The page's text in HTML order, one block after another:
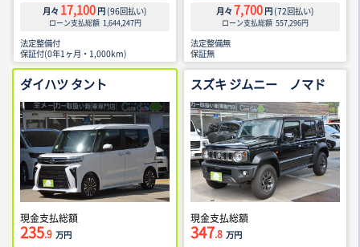
月々 17,100 円 (96回払い)
ローン支払総額 1,644,247円
法定整備付
保証付(0年1ヶ月・1,000km)
月々 7,700 円 (72回払い)
ローン支払総額 557,296円
法定整備無
保証無
ダイハツ タント
現金支払総額
235.9 万円
スズキ ジムニー ノマド
現金支払総額
347.8 万円